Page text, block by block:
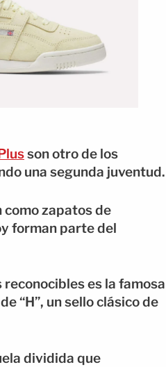
son otro de los
una segunda juventud.
zapatos de
forman parte del
es la famosa
“H”, un sello clásico de
dividida que